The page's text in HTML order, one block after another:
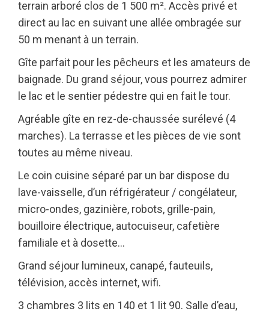
terrain arboré clos de 1 500 m². Accès privé et
direct au lac en suivant une allée ombragée sur
50 m menant à un terrain.
Gîte parfait pour les pêcheurs et les amateurs de
baignade. Du grand séjour, vous pourrez admirer
le lac et le sentier pédestre qui en fait le tour.
Agréable gîte en rez-de-chaussée surélevé (4
marches). La terrasse et les pièces de vie sont
toutes au même niveau.
Le coin cuisine séparé par un bar dispose du
lave-vaisselle, d’un réfrigérateur / congélateur,
micro-ondes, gazinière, robots, grille-pain,
bouilloire électrique, autocuiseur, cafetière
familiale et à dosette…
Grand séjour lumineux, canapé, fauteuils,
télévision, accès internet, wifi.
3 chambres 3 lits en 140 et 1 lit 90. Salle d’eau,